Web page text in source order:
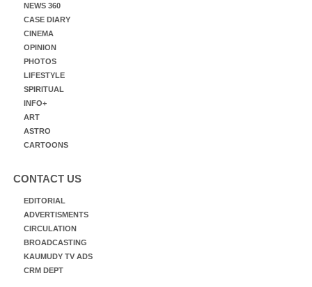
NEWS 360
CASE DIARY
CINEMA
OPINION
PHOTOS
LIFESTYLE
SPIRITUAL
INFO+
ART
ASTRO
CARTOONS
CONTACT US
EDITORIAL
ADVERTISMENTS
CIRCULATION
BROADCASTING
KAUMUDY TV ADS
CRM DEPT